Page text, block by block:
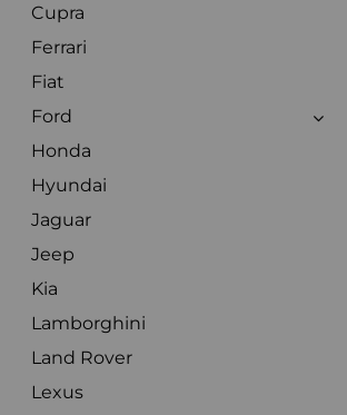
Cupra
Ferrari
Fiat
Ford
Honda
Hyundai
Jaguar
Jeep
Kia
Lamborghini
Land Rover
Lexus